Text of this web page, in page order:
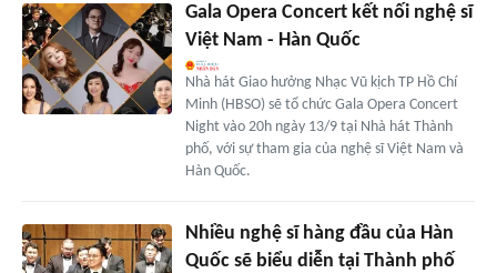
Gala Opera Concert kết nối nghệ sĩ
Việt Nam - Hàn Quốc
Nhà hát Giao hưởng Nhạc Vũ kịch TP Hồ Chí
Minh (HBSO) sẽ tổ chức Gala Opera Concert
Night vào 20h ngày 13/9 tại Nhà hát Thành
phố, với sự tham gia của nghệ sĩ Việt Nam và
Hàn Quốc.
Nhiều nghệ sĩ hàng đầu của Hàn
Quốc sẽ biểu diễn tại Thành phố